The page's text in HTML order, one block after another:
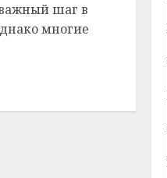
шаг в
многие